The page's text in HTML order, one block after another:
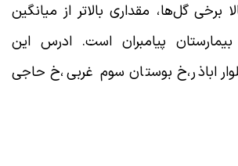
برخی گل‌ها، مقداری بالاتر از میانگین
پیامبران است. ادرس این
اباذر،خ بوستان سوم غربی،خ حاجی